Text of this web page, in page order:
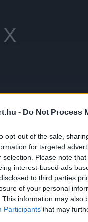
- Do Not Process
opt-out of the sale,
for targeted
selection. Please note
interest-based ads
to third parties
of your personal
This information may also
Participants that may
Katar
magunkat,
majd
múlt.